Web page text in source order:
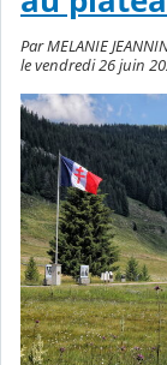
Par MELANIE
le vendredi 26 juin